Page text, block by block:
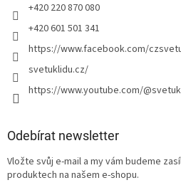
+420 220 870 080
+420 601 501 341
https://www.facebook.com/
svetuklidu.cz/
https://www.youtube.com/
Odebírat newsletter
Vložte svůj e-mail a my vám budeme
produktech na našem e-shopu.